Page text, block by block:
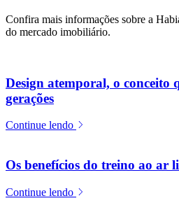
Confira mais informações sobre a
do mercado imobiliário.
Design atemporal, o conceito
gerações
Continue lendo
Os benefícios do treino ao ar
Continue lendo